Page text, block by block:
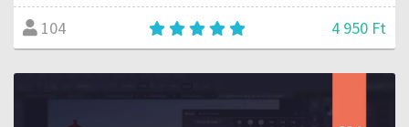
104 4 950 Ft